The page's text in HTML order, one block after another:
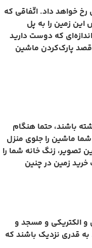
خواهد داد. اتّفاقی که
کوچه همه‌گی دارای عرض 6 متر یا نه اصلاً بیشتر بگیریم، 7 متر باشند. بدیهی است که اگر 5 متر از عرض این زمین را به پل
به هر اندازه‌ای که دوست دارید
قصد پارک‌کردن ماشین
باشند، حتما هنگام
ماشین را جلوی منزل
تصویر، زنگ خانه شما را
خرید زمین در چنین
و الکتریکی و مسجد و
قدری نزدیک باشند که